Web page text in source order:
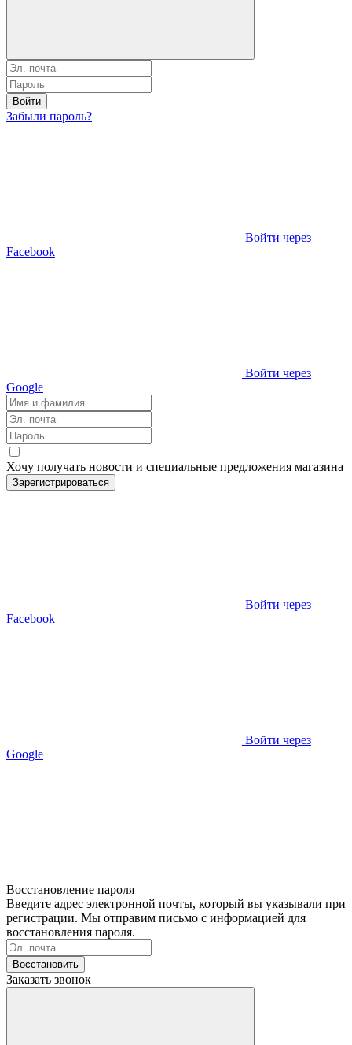
Войти
Забыли пароль?
Войти через
Facebook
Войти через
Google
Хочу получать новости и специальные предложения магазина
Зарегистрироваться
Войти через
Facebook
Войти через
Google
Восстановление пароля
Введите адрес электронной почты, который вы указывали при
регистрации. Мы отправим письмо с информацией для
восстановления пароля.
Восстановить
Заказать звонок